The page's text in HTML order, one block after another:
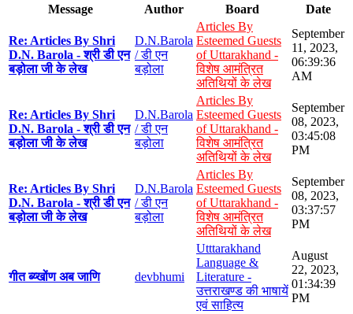
Message Author Board Date
Re: Articles By Shri
D.N. Barola - श्री डी एन
बड़ोला जी के लेख
D.N.Barola
/ डी एन
बड़ोला
Articles By
Esteemed Guests
of Uttarakhand -
विशेष आमंत्रित
अतिथियों के लेख
September
11, 2023,
06:39:36
AM
Re: Articles By Shri
D.N. Barola - श्री डी एन
बड़ोला जी के लेख
D.N.Barola
/ डी एन
बड़ोला
Articles By
Esteemed Guests
of Uttarakhand -
विशेष आमंत्रित
अतिथियों के लेख
September
08, 2023,
03:45:08
PM
Re: Articles By Shri
D.N. Barola - श्री डी एन
बड़ोला जी के लेख
D.N.Barola
/ डी एन
बड़ोला
Articles By
Esteemed Guests
of Uttarakhand -
विशेष आमंत्रित
अतिथियों के लेख
September
08, 2023,
03:37:57
PM
गीत ब्य्खोंण अब जाणि devbhumi
Utttarakhand
Language &
Literature -
उत्तराखण्ड की भाषायें
एवं साहित्य
August
22, 2023,
01:34:39
PM